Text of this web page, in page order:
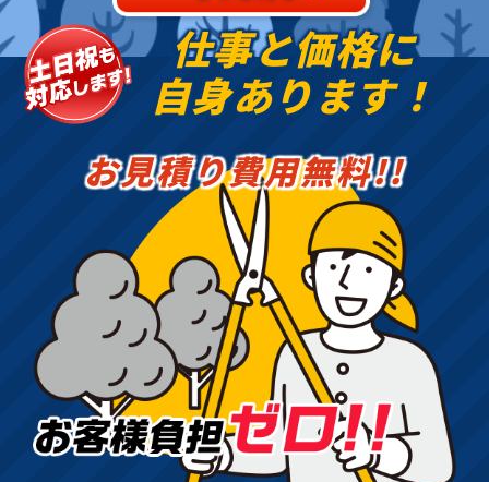
仕事と価格に
自身あります！
お見積り費用無料!!